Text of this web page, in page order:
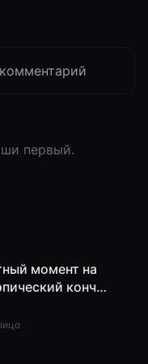
первый.
момент на
конч